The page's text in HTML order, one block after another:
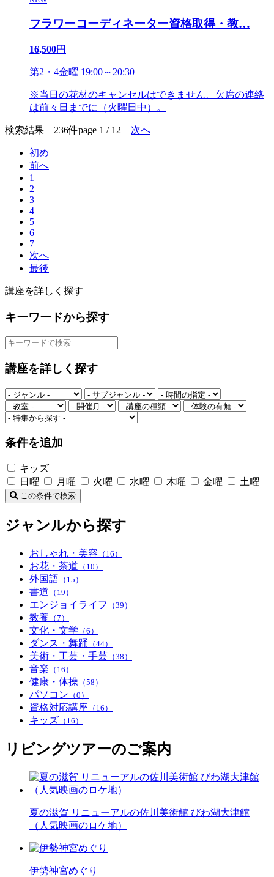
フラワーコーディネーター資格取得・教…
16,500円
第2・4金曜 19:00～20:30
※当日の花材のキャンセルはできません、欠席の連絡
は前々日までに（火曜日中）。
検索結果 236件page 1 / 12 次へ
初め
前へ
1
2
3
4
5
6
7
次へ
最後
講座を詳しく探す
キーワードから探す
講座を詳しく探す
条件を追加
キッズ
日曜
月曜 火曜 水曜 木曜 金曜 土曜
この条件で検索
ジャンルから探す
おしゃれ・美容 （16）
お花・茶道 （10）
外国語 （15）
書道 （19）
エンジョイライフ （39）
教養 （7）
文化・文学 （6）
ダンス・舞踊 （44）
美術・工芸・手芸 （38）
音楽 （16）
健康・体操 （58）
パソコン （0）
資格対応講座 （16）
キッズ （16）
リビングツアーのご案内
夏の滋賀 リニューアルの佐川美術館 びわ湖大津館
（人気映画のロケ地）
伊勢神宮めぐり